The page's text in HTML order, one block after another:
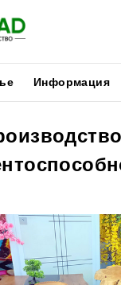
Информация